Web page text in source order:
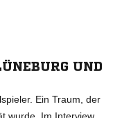
UND
Ein Traum, der